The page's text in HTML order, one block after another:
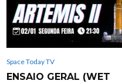
Space Today TV
ENSAIO GERAL (WET